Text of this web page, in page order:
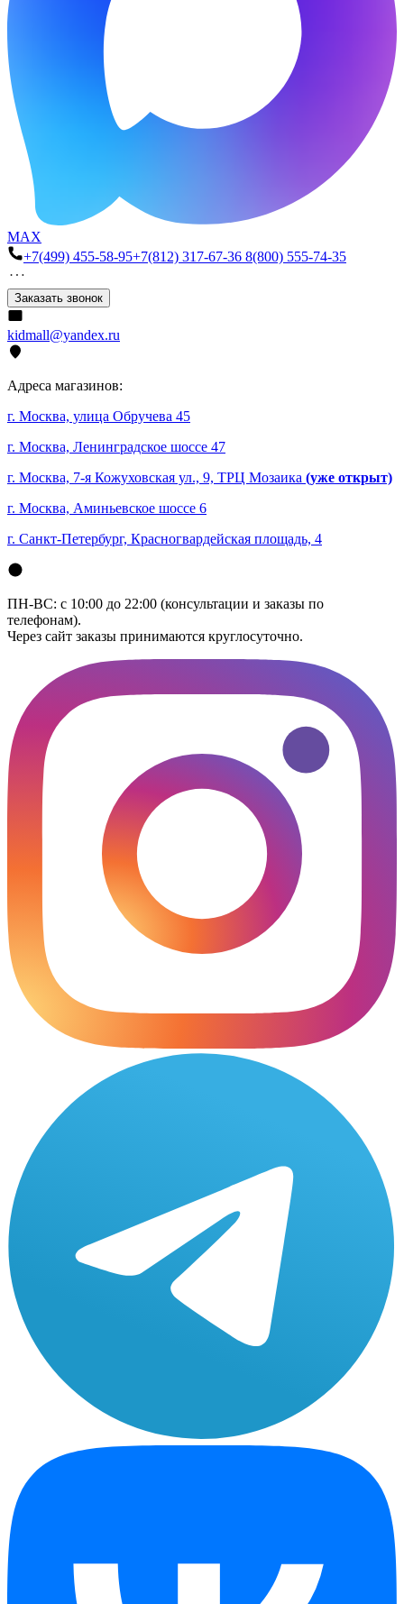
MAX
+7(499) 455-58-95+7(812) 317-67-36 8(800) 555-74-35
Заказать звонок
kidmall@yandex.ru
Адреса магазинов:
г. Москва, улица Обручева 45
г. Москва, Ленинградское шоссе 47
г. Москва, 7-я Кожуховская ул., 9, ТРЦ Мозаика (уже открыт)
г. Москва, Аминьевское шоссе 6
г. Санкт-Петербург, Красногвардейская площадь, 4
ПН-ВС: с 10:00 до 22:00 (консультации и заказы по
телефонам).
Через сайт заказы принимаются круглосуточно.